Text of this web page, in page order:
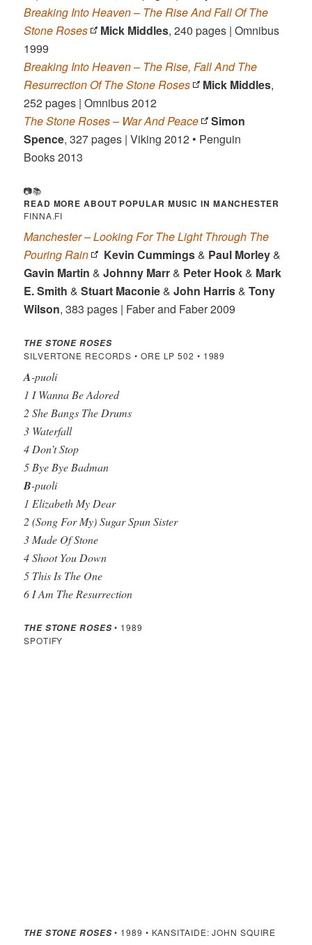
Breaking Into Heaven – The Rise And Fall Of The
Stone Roses
Mick Middles, 240 pages | Omnibus
1999
Breaking Into Heaven – The Rise, Fall And The
Resurrection Of The Stone Roses
Mick Middles,
252 pages | Omnibus 2012
The Stone Roses – War And Peace
Simon
Spence, 327 pages | Viking 2012 • Penguin
Books 2013
📷📚
READ MORE ABOUT POPULAR MUSIC IN MANCHESTER
FINNA.FI
Manchester – Looking For The Light Through The
Pouring Rain
Kevin Cummings& Paul Morley&
Gavin Martin &Johnny Marr& Peter Hook& Mark
E. Smith &Stuart Maconie&John Harris&Tony
Wilson, 383 pages | Faber and Faber 2009
THE STONE ROSES
SILVERTONE RECORDS • ORE LP 502 • 1989
A-puoli
1 I Wanna Be Adored
2 She Bangs The Drums
3 Waterfall
4 Don’t Stop
5 Bye Bye Badman
B-puoli
1 Elizabeth My Dear
2 (Song For My) Sugar Spun Sister
3 Made Of Stone
4 Shoot You Down
5 This Is The One
6 I Am The Resurrection
THE STONE ROSES• 1989
SPOTIFY
THE STONE ROSES• 1989 • KANSITAIDE: JOHN SQUIRE